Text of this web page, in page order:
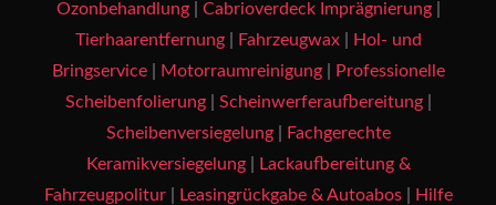
Ozonbehandlung| Cabrioverdeck Imprägnierung|
Tierhaarentfernung| Fahrzeugwax|
Hol- und
Bringservice| Motorraumreinigung|
Professionelle
Scheibenfolierung| Scheinwerferaufbereitung|
Scheibenversiegelung|
Fachgerechte
Keramikversiegelung|
Lackaufbereitung &
Fahrzeugpolitur| Leasingrückgabe & Autoabos| Hilfe